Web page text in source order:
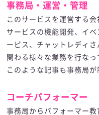
事務局・運営・管理
このサービスを運営する
サービスの機能開発、イ
ービス、チャットレディ
関わる様々な業務を行なっ
このような記事も事務局が
コーチパフォーマー
事務局からパフォーマー